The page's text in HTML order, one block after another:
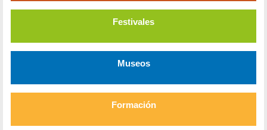
Festivales
Museos
Formación